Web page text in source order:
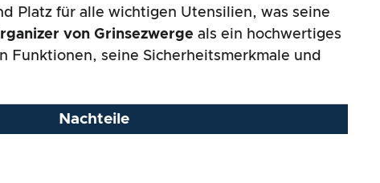
Platz für alle wichtigen Utensilien, was seine
von Grinsezwerge als ein hochwertiges
Funktionen, seine Sicherheitsmerkmale und
Nachteile